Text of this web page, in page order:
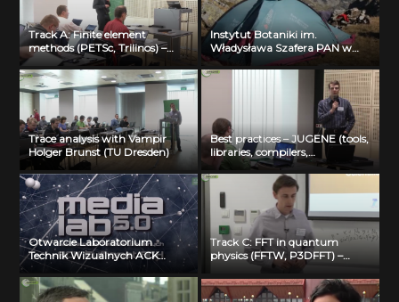
Track A: Finite element
methods (PETSc, Trilinos) –
Michal Merta (VSB-TUO)
Instytut Botaniki im.
Władysława Szafera PAN w
Krakowie
Trace analysis with Vampir
Holger Brunst (TU Dresden)
Best practices – JUGENE (tools,
libraries, compilers,
optimization) Florian Janetzko
(FZ Juelich)
Otwarcie Laboratorium
Technik Wizualnych ACK
Cyfronet AGH
Track C: FFT in quantum
physics (FFTW, P3DFFT) –
Visualization: Bartosz Borucki
(ICM UW)